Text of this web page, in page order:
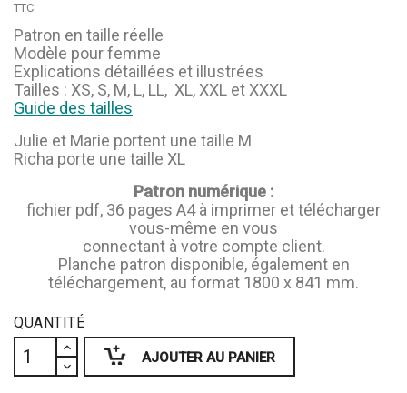
TTC
Patron en taille réelle
Modèle pour femme
Explications détaillées et illustrées
Tailles : XS, S, M, L, LL, XL, XXL et XXXL
Guide des tailles
Julie et Marie portent une taille M
Richa porte une taille XL
Patron numérique :
fichier pdf, 36 pages A4 à imprimer et télécharger
vous-même en vous
connectant à votre compte client.
Planche patron disponible, également en
téléchargement, au format 1800 x 841 mm.
QUANTITÉ
AJOUTER AU PANIER